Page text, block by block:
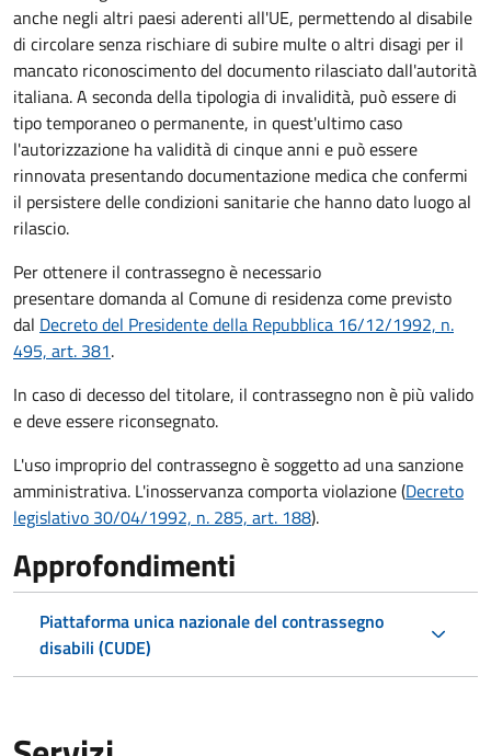
anche negli altri paesi aderenti all'UE, permettendo al disabile
di circolare senza rischiare di subire multe o altri disagi per il
mancato riconoscimento del documento rilasciato dall'autorità
italiana. A seconda della tipologia di invalidità, può essere di
tipo temporaneo o permanente, in quest'ultimo caso
l'autorizzazione ha validità di cinque anni e può essere
rinnovata presentando documentazione medica che confermi
il persistere delle condizioni sanitarie che hanno dato luogo al
rilascio.
Per ottenere il contrassegno è necessario
presentare domanda al Comune di residenza come previsto
dal Decreto del Presidente della Repubblica 16/12/1992, n.
495, art. 381.
In caso di decesso del titolare, il contrassegno non è più valido
e deve essere riconsegnato.
L'uso improprio del contrassegno è soggetto ad una sanzione
amministrativa. L'inosservanza comporta violazione (Decreto
legislativo 30/04/1992, n. 285, art. 188).
Approfondimenti
Piattaforma unica nazionale del contrassegno
disabili (CUDE)